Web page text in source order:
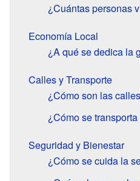
¿Cuántas personas
Economía Local
¿A qué se dedica la
Calles y Transporte
¿Cómo son las
¿Cómo se
Seguridad y Bienestar
¿Cómo se cuida la